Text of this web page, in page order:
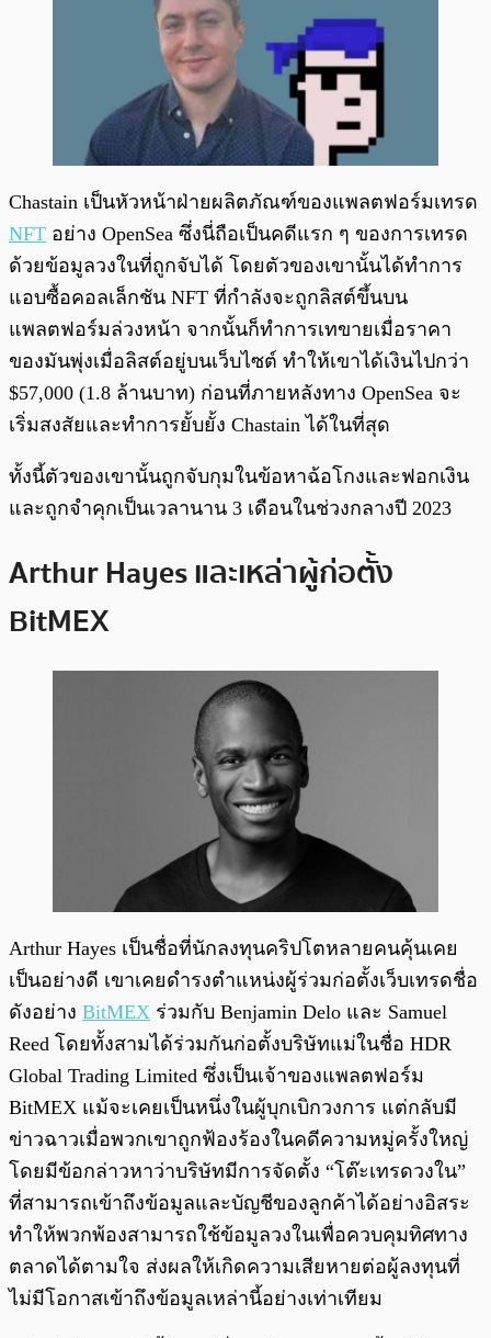
Chastain เป็นหัวหน้าฝ่ายผลิตภัณฑ์ของแพลตฟอร์มเทรด
NFT อย่าง OpenSea ซึ่งนี่ถือเป็นคดีแรก ๆ ของการเทรด
ด้วยข้อมูลวงในที่ถูกจับได้ โดยตัวของเขานั้นได้ทำการ
แอบซื้อคอลเล็กชัน NFT ที่กำลังจะถูกลิสต์ขึ้นบน
แพลตฟอร์มล่วงหน้า จากนั้นก็ทำการเทขายเมื่อราคา
ของมันพุ่งเมื่อลิสต์อยู่บนเว็บไซต์ ทำให้เขาได้เงินไปกว่า
$57,000 (1.8 ล้านบาท) ก่อนที่ภายหลังทาง OpenSea จะ
เริ่มสงสัยและทำการยั้บยั้ง Chastain ได้ในที่สุด
ทั้งนี้ตัวของเขานั้นถูกจับกุมในข้อหาฉ้อโกงและฟอกเงิน
และถูกจำคุกเป็นเวลานาน 3 เดือนในช่วงกลางปี 2023
Arthur Hayes และเหล่าผู้ก่อตั้ง
BitMEX
Arthur Hayes เป็นชื่อที่นักลงทุนคริปโตหลายคนคุ้นเคย
เป็นอย่างดี เขาเคยดำรงตำแหน่งผู้ร่วมก่อตั้งเว็บเทรดชื่อ
ดังอย่าง BitMEX ร่วมกับ Benjamin Delo และ Samuel
Reed โดยทั้งสามได้ร่วมกันก่อตั้งบริษัทแม่ในชื่อ HDR
Global Trading Limited ซึ่งเป็นเจ้าของแพลตฟอร์ม
BitMEX แม้จะเคยเป็นหนึ่งในผู้บุกเบิกวงการ แต่กลับมี
ข่าวฉาวเมื่อพวกเขาถูกฟ้องร้องในคดีความหมู่ครั้งใหญ่
โดยมีข้อกล่าวหาว่าบริษัทมีการจัดตั้ง “โต๊ะเทรดวงใน”
ที่สามารถเข้าถึงข้อมูลและบัญชีของลูกค้าได้อย่างอิสระ
ทำให้พวกพ้องสามารถใช้ข้อมูลวงในเพื่อควบคุมทิศทาง
ตลาดได้ตามใจ ส่งผลให้เกิดความเสียหายต่อผู้ลงทุนที่
ไม่มีโอกาสเข้าถึงข้อมูลเหล่านี้อย่างเท่าเทียม